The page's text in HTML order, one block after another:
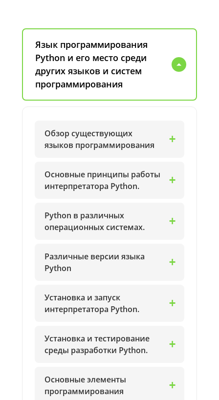
Язык программирования
Python и его место среди
других языков и систем
программирования
Обзор существующих
языков программирования
Основные принципы работы
интерпретатора Python.
Python в различных
операционных системах.
Различные версии языка
Python
Установка и запуск
интерпретатора Python.
Установка и тестирование
среды разработки Python.
Основные элементы
программирования